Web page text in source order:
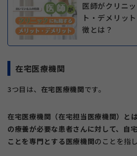
医師がクリニ
ト・デメリッ
徴とは？
在宅医療機関
3つ目は、 在宅医療機関です。
在宅医療機関（在宅担当医療機関）と
の療養が必要な患者さんに対して、自
ことを専門とする医療機関のことを指し